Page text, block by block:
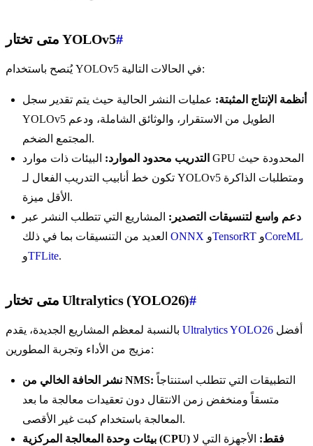
متى تختار YOLOv5#
يُنصح باستخدام YOLOv5 في الحالات التالية:
أنظمة الإنتاج المثبتة: عمليات النشر الحالية حيث يتم تقدير سجل
YOLOv5 الطويل من الاستقرار، والوثائق الشاملة، ودعم
المجتمع الضخم.
التدريب محدود الموارد: البيئات ذات موارد GPU المحدودة حيث
تكون خط أنابيب التدريب الفعال لـ YOLOv5 ومتطلبات الذاكرة
الأقل ميزة.
دعم واسع لتنسيقات التصدير: المشاريع التي تتطلب النشر عبر
ONNX وTensorRT وCoreML
وTFLite.
متى تختار Ultralytics (YOLO26)#
Ultralytics YOLO26
مزيج من الأداء وتجربة المطورين:
نشر الحافة الخالي من NMS:
متسقاً ومنخفض زمن الانتقال دون تعقيدات معالجة ما بعد
المعالجة باستخدام كبت غير الأقصى.
بيئات وحدة المعالجة المركزية (CPU) فقط: الأجهزة التي لا